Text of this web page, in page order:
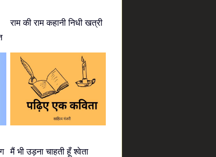
राम की राम कहानी निधी खत्री
मैं भी उड़ना चाहती हूँ श्वेता